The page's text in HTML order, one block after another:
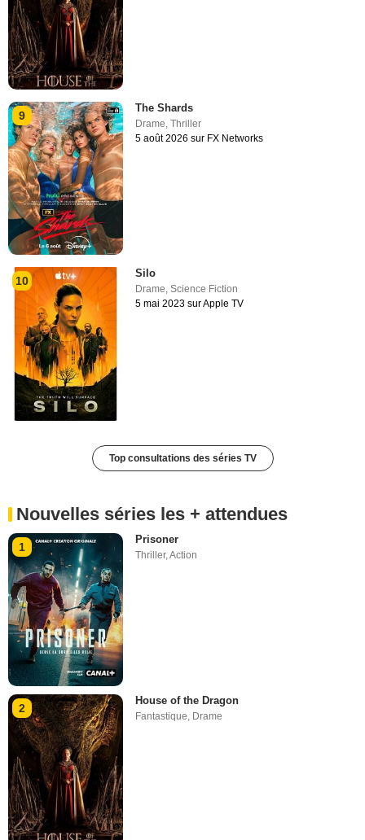
9
The Shards
Drame,Thriller
5 août 2026 sur FX Networks
10
Silo
Drame,Science Fiction
5 mai 2023 sur Apple TV
Top consultations des séries TV
Nouvelles séries les + attendues
1
Prisoner
Thriller,Action
2
House of the Dragon
Fantastique, Drame